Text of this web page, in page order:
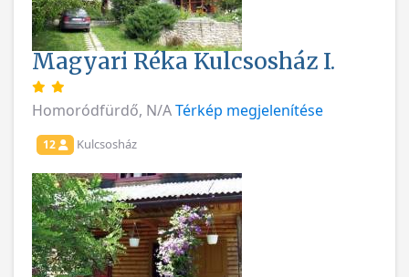
Magyari Réka Kulcsosház I.
Homoródfürdő, N/ATérkép megjelenítése
12 Kulcsosház